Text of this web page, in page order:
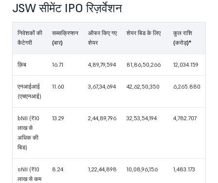
JSW सीमेंट IPO रिज़र्वेशन
निवेशकों की
कैटेगरी
सब्सक्रिप्शन
(बार)
ऑफर किए गए
शेयर
शेयर बिड के लिए
कुल राशि
(करोड़)*
क़िब 16.71 4,89,79,594 81,86,50,266 12,034.159
एनआईआई
(एचएनआई)
11.60 3,67,34,694 42,62,50,350 6,265.880
bNII (₹10
लाख से
अधिक की
बिड)
13.29 2,44,89,796 32,53,54,194 4,782.707
sNII (₹10
लाख से कम
8.24 1,22,44,898 10,08,96,156 1,483.173